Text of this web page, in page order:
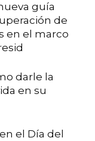
guía
de
en el marco
darle la
en su
el Día del